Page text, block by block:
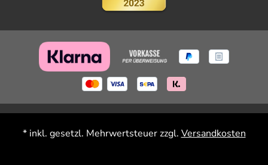
* inkl. gesetzl. Mehrwertsteuer zzgl. Versandkosten